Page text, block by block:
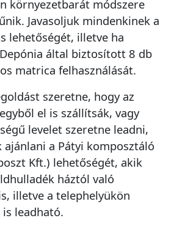
környezetbarát módszere
Javasoljuk mindenkinek a
lehetőségét, illetve ha
által biztosított 8 db
matrica felhasználását.
szeretne, hogy az
el is szállítsák, vagy
levelet szeretne leadni,
ajánlani a Pátyi komposztáló
Kft.) lehetőségét, akik
háztól való
illetve a telephelyükön
is leadható.